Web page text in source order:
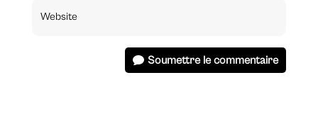
Soumettre le commentaire